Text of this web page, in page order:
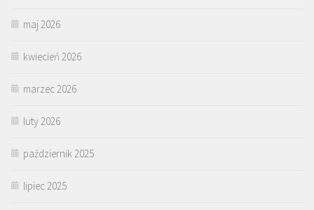
maj 2026
kwiecień 2026
marzec 2026
luty 2026
październik 2025
lipiec 2025